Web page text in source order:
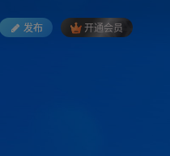
发布 开通会员